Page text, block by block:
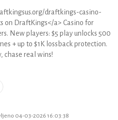
draftkings-casino-
on DraftKings</a> Casino for
New players: $5 play unlocks 500
+ up to $1K lossback protection.
chase real wins!
04-03-2026 16:03:38